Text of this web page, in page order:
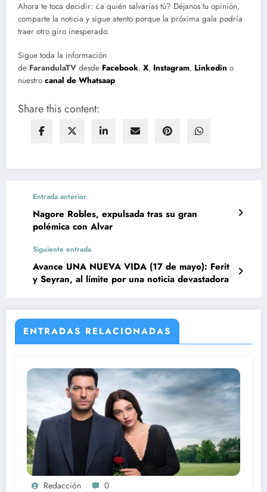
Ahora te toca decidir: ¿a quién salvarías tú? Déjanos tu opinión,
comparte la noticia y sigue atento porque la próxima gala podría
traer otro giro inesperado.
Sigue toda la información
de FarandulaTV desde Facebook, X, Instagram, Linkedin o
nuestro canal de Whatsaap
Share this content:
Entrada anterior
Nagore Robles, expulsada tras su gran
polémica con Alvar
Siguiente entrada
Avance UNA NUEVA VIDA (17 de mayo): Ferit
y Seyran, al límite por una noticia devastadora
ENTRADAS RELACIONADAS
Redacción 0